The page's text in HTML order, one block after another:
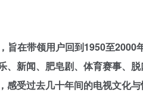
旨在带领用户回到1950至
、新闻、肥皂剧、体育赛事、
受过去几十年间的电视文化与